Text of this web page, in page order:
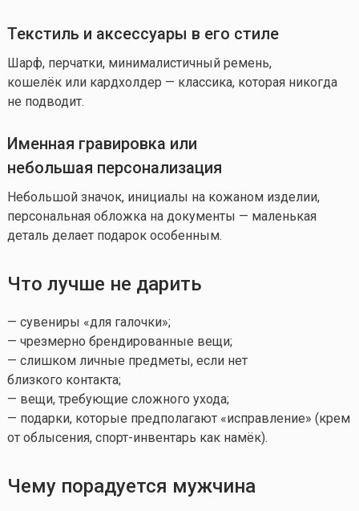
Текстиль и аксессуары в его стиле
Шарф, перчатки, минималистичный ремень,
кошелёк или кардхолдер — классика, которая никогда
не подводит.
Именная гравировка или
небольшая персонализация
Небольшой значок, инициалы на кожаном изделии,
персональная обложка на документы — маленькая
деталь делает подарок особенным.
Что лучше не дарить
— сувениры «для галочки»;
— чрезмерно брендированные вещи;
— слишком личные предметы, если нет
близкого контакта;
— вещи, требующие сложного ухода;
— подарки, которые предполагают «исправление» (крем
от облысения, спорт-инвентарь как намёк).
Чему порадуется мужчина